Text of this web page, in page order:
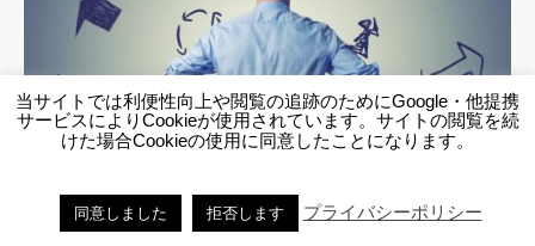
【人生の目標が思いつかない人】目標がないと無気力な時の必読
原田メソッド
当サイトでは利便性向上や閲覧の追跡のためにGoogle・他提携
サービスによりCookieが使用されています。サイトの閲覧を続
けた場合Cookieの使用に同意したことになります。
同意しました 拒否します プライバシーポリシー